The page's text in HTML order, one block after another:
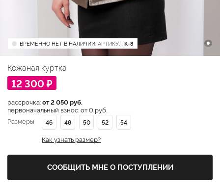
ВРЕМЕННО НЕТ В НАЛИЧИИ, АРТИКУЛ K-8
Кожаная куртка
12 300 ₽
рассрочка:от 2 050 руб.
первоначальный взнос: от 0 руб.
Размеры
46 48 50 52 54
Как узнать размер?
СООБЩИТЬ МНЕ О ПОСТУПЛЕНИИ